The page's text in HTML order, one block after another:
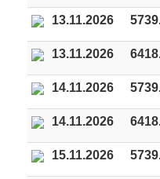
13.11.2026
13.11.2026
14.11.2026
14.11.2026
15.11.2026